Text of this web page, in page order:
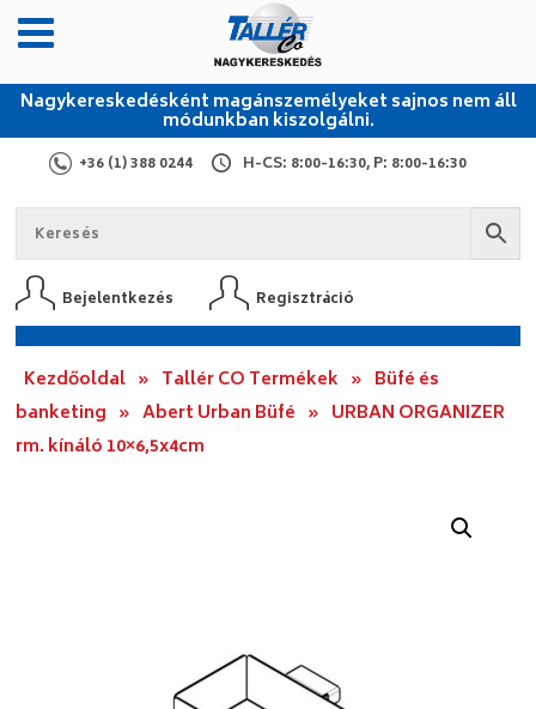
Nagykereskedésként magánszemélyeket sajnos nem áll
módunkban kiszolgálni.
+36 (1) 388 0244 H-CS: 8:00-16:30, P: 8:00-16:30
Bejelentkezés Regisztráció
Kezdőoldal » Tallér CO Termékek » Büfé és
banketing » Abert Urban Büfé » URBAN ORGANIZER
rm. kínáló 10×6,5x4cm